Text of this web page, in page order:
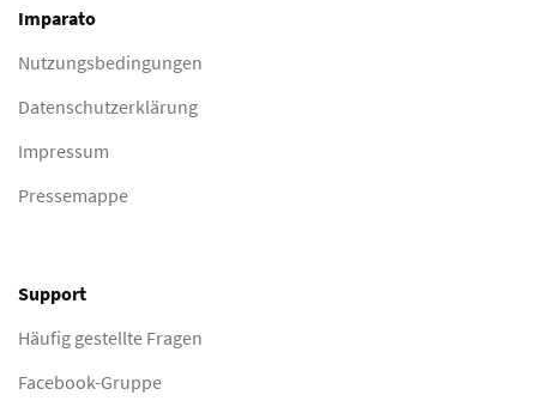
Imparato
Nutzungsbedingungen
Datenschutzerklärung
Impressum
Pressemappe
Support
Häufig gestellte Fragen
Facebook-Gruppe